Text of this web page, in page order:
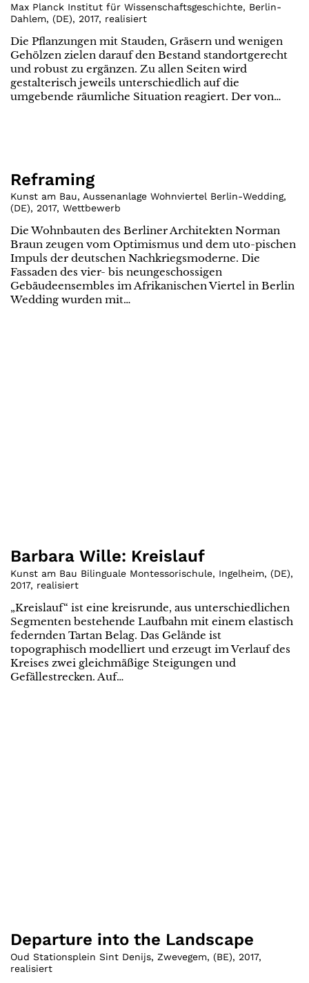
Max Planck Institut für Wissenschaftsgeschichte, Berlin-
Dahlem, (DE), 2017, realisiert
Die Pflanzungen mit Stauden, Gräsern und wenigen
Gehölzen zielen darauf den Bestand standortgerecht
und robust zu ergänzen. Zu allen Seiten wird
gestalterisch jeweils unterschiedlich auf die
umgebende räumliche Situation reagiert. Der von…
Reframing
Kunst am Bau, Aussenanlage Wohnviertel Berlin-Wedding,
(DE), 2017, Wettbewerb
Die Wohnbauten des Berliner Architekten Norman
Braun zeugen vom Optimismus und dem uto-pischen
Impuls der deutschen Nachkriegsmoderne. Die
Fassaden des vier- bis neungeschossigen
Gebäudeensembles im Afrikanischen Viertel in Berlin
Wedding wurden mit…
Barbara Wille: Kreislauf
Kunst am Bau Bilinguale Montessorischule, Ingelheim, (DE),
2017, realisiert
„Kreislauf“ ist eine kreisrunde, aus unterschiedlichen
Segmenten bestehende Laufbahn mit einem elastisch
federnden Tartan Belag. Das Gelände ist
topographisch modelliert und erzeugt im Verlauf des
Kreises zwei gleichmäßige Steigungen und
Gefällestrecken. Auf…
Departure into the Landscape
Oud Stationsplein Sint Denijs, Zwevegem, (BE), 2017,
realisiert